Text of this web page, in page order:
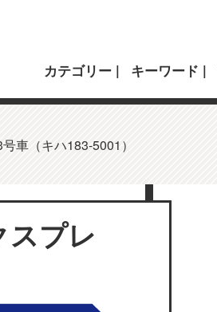
カテゴリー キーワード
車（キハ183-5001）
スプレ